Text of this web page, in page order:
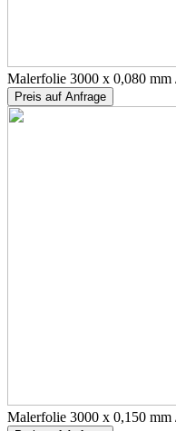
Malerfolie 3000 x 0,080 mm
Preis auf Anfrage
Malerfolie 3000 x 0,150 mm